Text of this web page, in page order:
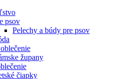
psov
Pelechy a búdy pre psov
župany
čiapky